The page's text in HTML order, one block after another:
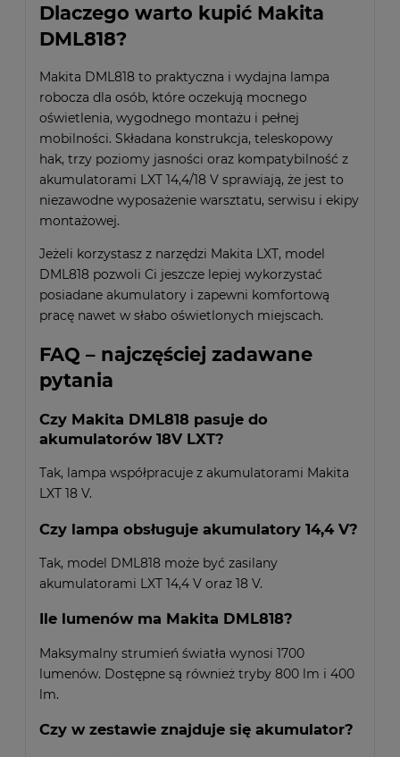
Dlaczego warto kupić Makita
DML818?
Makita DML818 to praktyczna i wydajna lampa
robocza dla osób, które oczekują mocnego
oświetlenia, wygodnego montażu i pełnej
mobilności. Składana konstrukcja, teleskopowy
hak, trzy poziomy jasności oraz kompatybilność z
akumulatorami LXT 14,4/18 V sprawiają, że jest to
niezawodne wyposażenie warsztatu, serwisu i ekipy
montażowej.
Jeżeli korzystasz z narzędzi Makita LXT, model
DML818 pozwoli Ci jeszcze lepiej wykorzystać
posiadane akumulatory i zapewni komfortową
pracę nawet w słabo oświetlonych miejscach.
FAQ – najczęściej zadawane
pytania
Czy Makita DML818 pasuje do
akumulatorów 18V LXT?
Tak, lampa współpracuje z akumulatorami Makita
LXT 18 V.
Czy lampa obsługuje akumulatory 14,4 V?
Tak, model DML818 może być zasilany
akumulatorami LXT 14,4 V oraz 18 V.
Ile lumenów ma Makita DML818?
Maksymalny strumień światła wynosi 1700
lumenów. Dostępne są również tryby 800 lm i 400
lm.
Czy w zestawie znajduje się akumulator?